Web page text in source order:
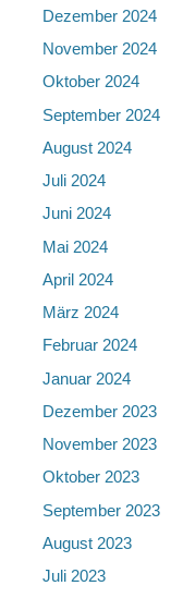
Dezember 2024
November 2024
Oktober 2024
September 2024
August 2024
Juli 2024
Juni 2024
Mai 2024
April 2024
März 2024
Februar 2024
Januar 2024
Dezember 2023
November 2023
Oktober 2023
September 2023
August 2023
Juli 2023